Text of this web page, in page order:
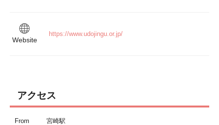
Website
https://www.udojingu.or.jp/
アクセス
From 宮崎駅